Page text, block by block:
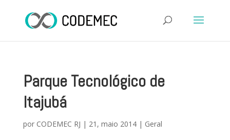
Parque Tecnológico de
Itajubá
por CODEMEC RJ | 21, maio 2014| Geral